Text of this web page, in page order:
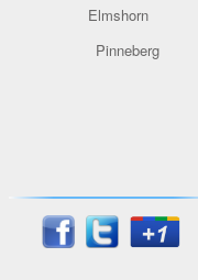
Elmshorn
Pinneberg